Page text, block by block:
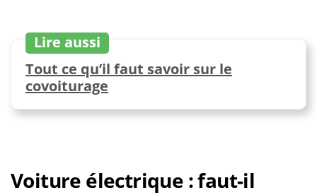
Lire aussi
Tout ce qu’il faut savoir sur le
covoiturage
Voiture électrique : faut-il